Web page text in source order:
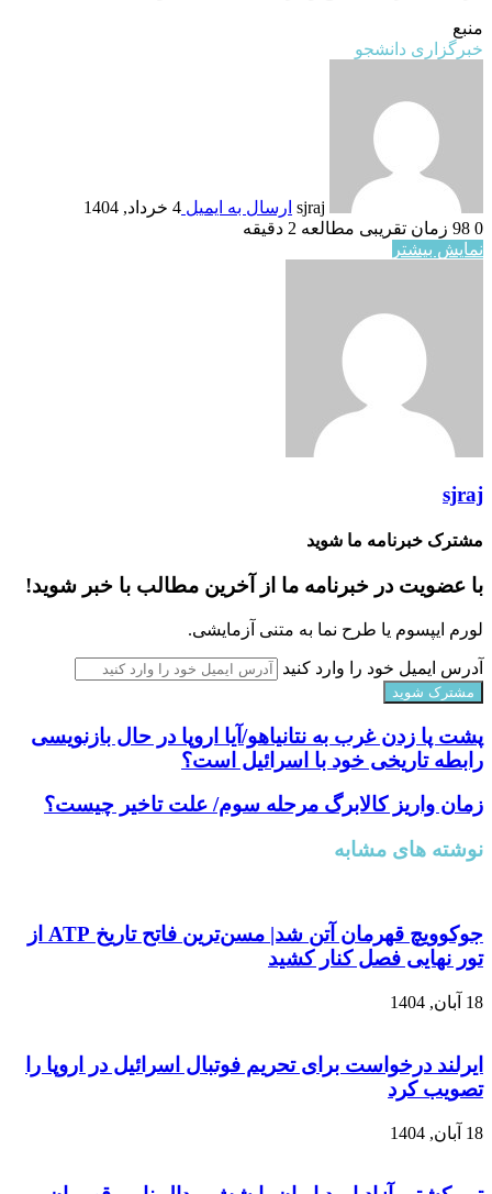
منبع
خبرگزاری دانشجو
sjraj ارسال به ایمیل 4 خرداد, 1404
0
زمان تقریبی مطالعه 2 دقیقه
نمایش بیشتر
sjraj
مشترک خبرنامه ما شوید
با عضویت در خبرنامه ما از آخرین مطالب با خبر شوید!
لورم ایپسوم یا طرح‌ نما به متنی آزمایشی.
آدرس ایمیل خود را وارد کنید
پشت پا زدن غرب به نتانیاهو/آیا اروپا در حال بازنویسی
رابطه تاریخی خود با اسرائیل است؟
زمان واریز کالابرگ مرحله سوم/ علت تاخیر چیست؟
نوشته های مشابه
جوکوویچ قهرمان آتن شد| مسن‌ترین فاتح تاریخ ATP از
تور نهایی فصل کنار کشید
18 آبان, 1404
ایرلند درخواست برای تحریم فوتبال اسرائیل در اروپا را
تصویب کرد
18 آبان, 1404